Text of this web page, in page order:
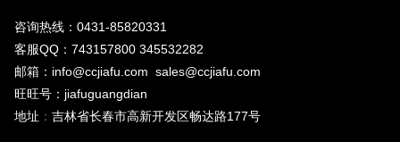
咨询热线：0431-85820331
客服QQ：743157800 345532282
邮箱：info@ccjiafu.com sales@ccjiafu.com
旺旺号：jiafuguangdian
地址 ： 吉林省长春市高新开发区畅达路177号